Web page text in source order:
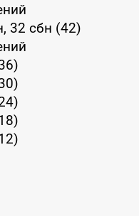
32 сбн (42)